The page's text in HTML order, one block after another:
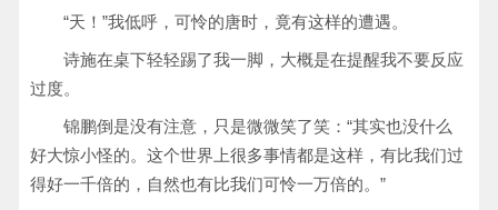
“天！”我低呼，可怜的唐时，竟有这样的遭遇。
诗施在桌下轻轻踢了我一脚，大概是在提醒我不要反应
过度。
锦鹏倒是没有注意，只是微微笑了笑：“其实也没什么
好大惊小怪的。这个世界上很多事情都是这样，有比我们过
得好一千倍的，自然也有比我们可怜一万倍的。”